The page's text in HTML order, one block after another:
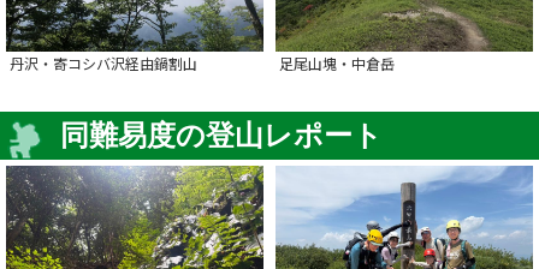
丹沢・寄コシバ沢経由鍋割山 足尾山塊・中倉岳
同難易度の登山レポート